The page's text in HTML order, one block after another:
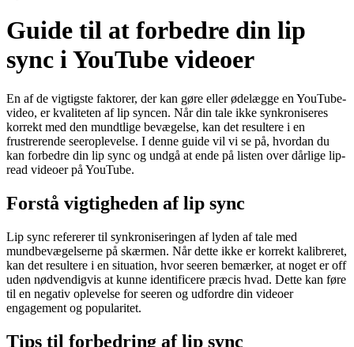
Guide til at forbedre din lip
sync i YouTube videoer
En af de vigtigste faktorer, der kan gøre eller ødelægge en YouTube-
video, er kvaliteten af lip syncen. Når din tale ikke synkroniseres
korrekt med den mundtlige bevægelse, kan det resultere i en
frustrerende seeroplevelse. I denne guide vil vi se på, hvordan du
kan forbedre din lip sync og undgå at ende på listen over dårlige lip-
read videoer på YouTube.
Forstå vigtigheden af lip sync
Lip sync refererer til synkroniseringen af lyden af tale med
mundbevægelserne på skærmen. Når dette ikke er korrekt kalibreret,
kan det resultere i en situation, hvor seeren bemærker, at noget er off
uden nødvendigvis at kunne identificere præcis hvad. Dette kan føre
til en negativ oplevelse for seeren og udfordre din videoer
engagement og popularitet.
Tips til forbedring af lip sync